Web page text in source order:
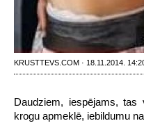
KRUSTTEVS.COM · 18.11.2014.
Daudziem, iespējams,
krogu apmeklē, iebildumu